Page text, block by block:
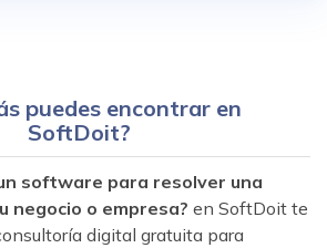
puedes encontrar en
SoftDoit?
software para resolver una
negocio o empresa? en SoftDoit te
digital gratuita para